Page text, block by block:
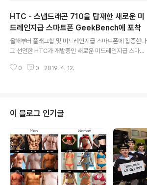
칭을 코드네임으로 정하던 전례에 따라 산호를 의미하는 C
oral로 확인되었습니다. 또한, 대화면 모델인 픽셀4 XL은
최초로 코드네임 규칙을 벗어나 불꽃을 의미하는 플레임(F
lame)으로 불리는 것이 특징이며, 이로 인해 픽셀4 XL이
기존과 다른 특별한 기능을 포함할 것으로 추정되고 있습
니다. 출처 : GSMArena
HTC - 스냅드래곤 710을 탑재한 새로운 미
드레인지급 스마트폰 GeekBench에 포착
올해부터 플래그쉽 및 미드레인지급 스마트폰에 집중한다
고 선언한 HTC가 개발중인 새로운 미드레인지급 스마트
이라는 모델명의 기기는 스냅드래곤 710과 6GB RAM,
OS외에 다른 정보는 전혀 알려지지 않은 상태이며, 이번에
벤치마크에 등장한 만큼 빠르면 2분기말 ~ 3분기초에 공
개될 것으로 보입니다. 출처 : GizChina
0 0 2019. 4. 12.
이 블로그 인기글